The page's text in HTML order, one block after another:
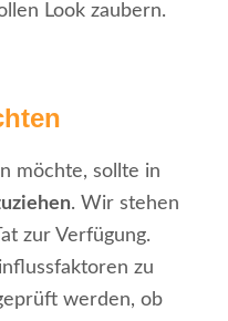
Look zaubern.
möchte, sollte in
. Wir stehen
zur Verfügung.
zu
werden, ob